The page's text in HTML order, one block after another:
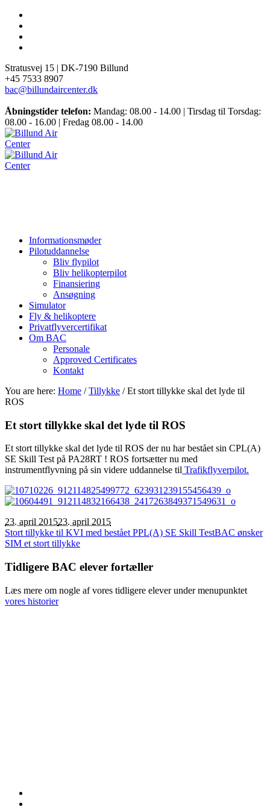
Stratusvej 15 | DK-7190 Billund
+45 7533 8907
bac@billundaircenter.dk
Åbningstider telefon: Mandag: 08.00 - 14.00 | Tirsdag til Torsdag:
08.00 - 16.00 | Fredag 08.00 - 14.00
Informationsmøder
Pilotuddannelse
Bliv flypilot
Bliv helikopterpilot
Finansiering
Ansøgning
Simulator
Fly & helikoptere
Privatflyvercertifikat
Om BAC
Personale
Approved Certificates
Kontakt
You are here: Home /Tillykke /Et stort tillykke skal det lyde til
ROS
Et stort tillykke skal det lyde til ROS
Et stort tillykke skal det lyde til ROS der nu har bestået sin CPL(A)
SE Skill Test på PA28RT ! ROS fortsætter nu med
instrumentflyvning på sin videre uddannelse til Trafikflyverpilot.
23. april 201523. april 2015
Stort tillykke til KVI med bestået PPL(A) SE Skill TestBAC ønsker
SIM et stort tillykke
Tidligere BAC elever fortæller
Læs mere om nogle af vores tidligere elever under menupunktet
vores historier